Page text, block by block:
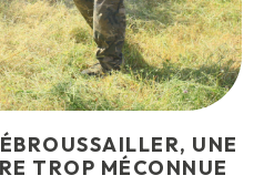
UNE
TROP MÉCONNUE